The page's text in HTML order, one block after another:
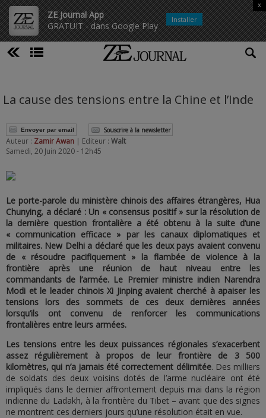
ZE Journal App
GRATUIT - dans Google Play
x
Installer
La cause des tensions entre la Chine et l’Inde
Envoyer par email Souscrire à la newsletter
Auteur : Zamir Awan | Editeur : Walt
Samedi, 20 Juin 2020 - 12h45
Le porte-parole du ministère chinois des affaires étrangères, Hua
Chunying, a déclaré : Un « consensus positif » sur la résolution de
la dernière question frontalière a été obtenu à la suite d’une
« communication efficace » par les canaux diplomatiques et
militaires. New Delhi a déclaré que les deux pays avaient convenu
de « résoudre pacifiquement » la flambée de violence à la
frontière après une réunion de haut niveau entre les
commandants de l’armée. Le Premier ministre indien Narendra
Modi et le leader chinois Xi Jinping avaient cherché à apaiser les
tensions lors des sommets de ces deux dernières années
lorsqu’ils ont convenu de renforcer les communications
frontalières entre leurs armées.
Les tensions entre les deux puissances régionales s’exacerbent
assez régulièrement à propos de leur frontière de 3 500
kilomètres, qui n’a jamais été correctement délimitée. Des milliers
de soldats des deux voisins dotés de l’arme nucléaire ont été
impliqués dans le dernier affrontement depuis mai dans la région
indienne du Ladakh, à la frontière du Tibet – avant que des signes
ne montrent ces derniers jours qu’une résolution était en vue.